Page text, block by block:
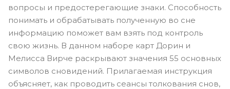
вопросы и предостерегающие знаки. Способность
понимать и обрабатывать полученную во сне
информацию поможет вам взять под контроль
свою жизнь. В данном наборе карт Дорин и
Мелисса Вирче раскрывают значения 55 основных
символов сновидений. Прилагаемая инструкция
объясняет, как проводить сеансы толкования снов,